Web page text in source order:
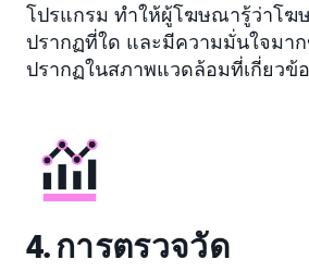
โปรแกรม ทำให้ผู้โฆษณารู้ว่าโฆ
ปรากฏที่ใด และมีความมั่นใจมา
ปรากฏในสภาพแวดล้อมที่เกี่ยวข้
4. การตรวจวัด